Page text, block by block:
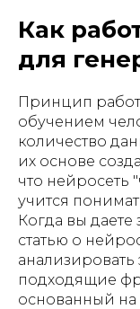
Как
для
Принцип
обучением
количество
их основе
что нейросеть
учится
Когда вы
статью о
подходящие
основанный на